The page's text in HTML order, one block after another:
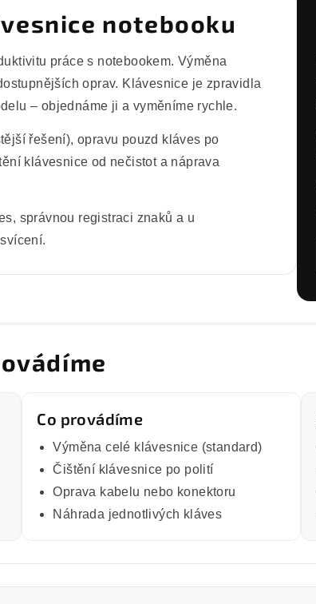
notebooku
práce s notebookem. Výměna
oprav. Klávesnice je zpravidla
– objednáme ji a vyměníme rychle.
řešení), opravu pouzd kláves po
klávesnice od nečistot a náprava
správnou registraci znaků a u
Co provádíme
Výměna celé klávesnice (standard)
Čištění klávesnice po polití
Oprava kabelu nebo konektoru
Náhrada jednotlivých kláves